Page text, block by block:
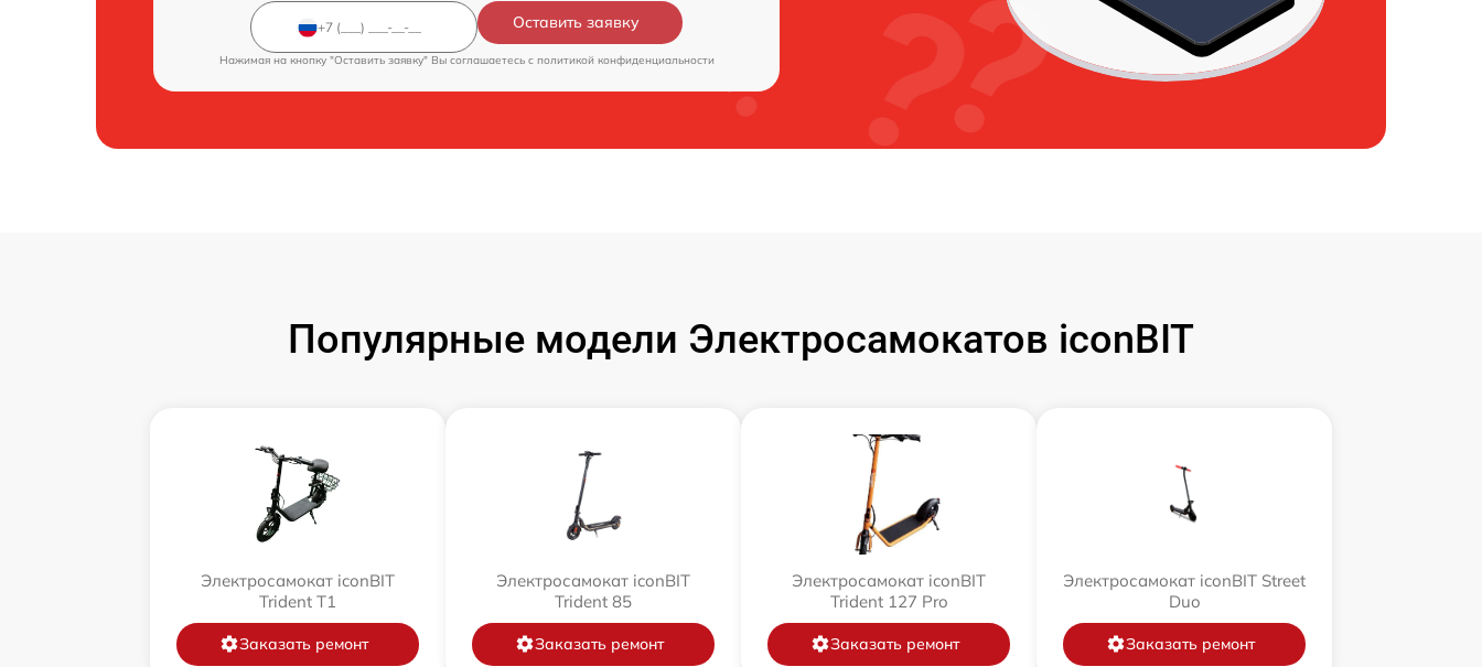
Оставить заявку
Нажимая на кнопку "Оставить заявку" Вы соглашаетесь c политикой конфиденциальности
Популярные модели Электросамокатов iconBIT
Электросамокат iconBIT
Trident T1
Заказать ремонт
Электросамокат iconBIT
Trident 85
Заказать ремонт
Электросамокат iconBIT
Trident 127 Pro
Заказать ремонт
Электросамокат iconBIT Street
Duo
Заказать ремонт